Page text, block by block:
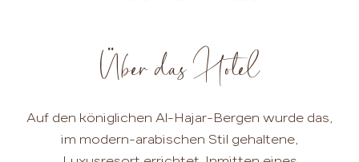
Über das Hotel
Auf den königlichen Al-Hajar-Bergen wurde das,
im modern-arabischen Stil gehaltene,